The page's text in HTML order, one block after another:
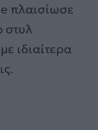
πλαισίωσε
στυλ
με ιδιαίτερα